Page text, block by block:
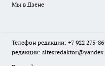
Мы в Дзене
Телефон редакции: +7 922 275-
редакции: